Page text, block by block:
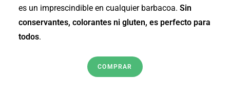
es un imprescindible en cualquier barbacoa. Sin
conservantes, colorantes ni gluten, es perfecto para
todos.
COMPRAR